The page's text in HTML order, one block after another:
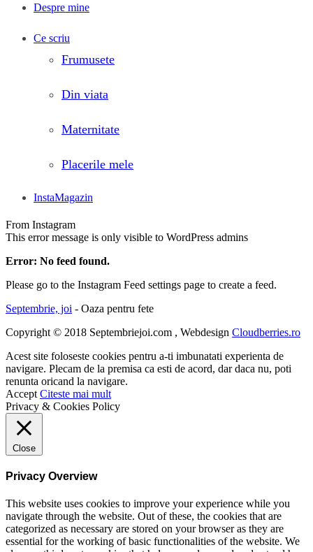
Despre mine
Ce scriu
Frumusete
Din viata
Maternitate
Placerile mele
InstaMagazin
From Instagram
This error message is only visible to WordPress admins
Error: No feed found.
Please go to the Instagram Feed settings page to create a feed.
Septembrie, joi - Oaza pentru fete
Copyright © 2018 Septembriejoi.com , Webdesign Cloudberries.ro
Acest site foloseste cookies pentru a-ti imbunatati experienta de
navigare. Plecam de la premisa ca esti de acord, dar daca nu, poti
renunta oricand la navigare.
Accept Citeste mai mult
Privacy & Cookies Policy
Close
Privacy Overview
This website uses cookies to improve your experience while you
navigate through the website. Out of these, the cookies that are
categorized as necessary are stored on your browser as they are
essential for the working of basic functionalities of the website. We